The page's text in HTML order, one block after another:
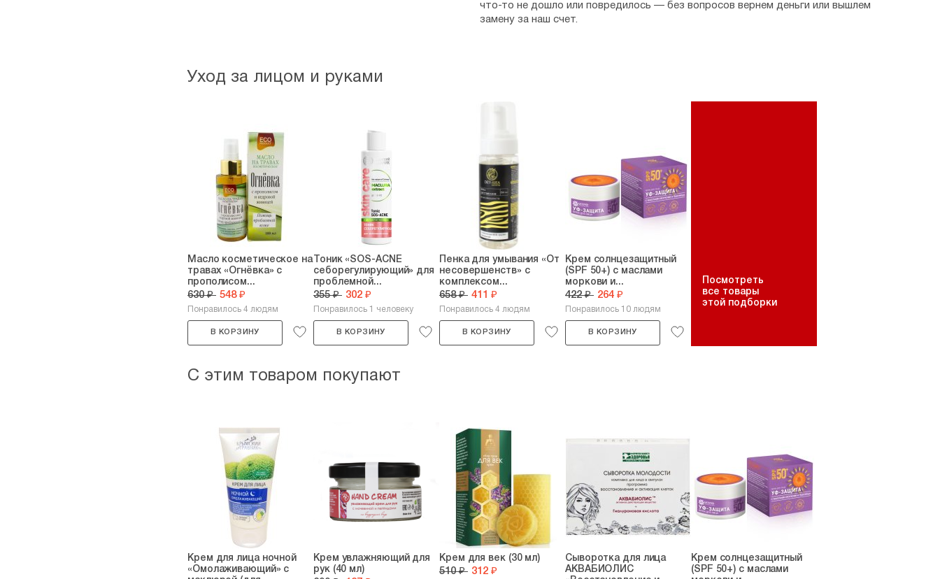
что-то не дошло или повредилось — без вопросов вернем деньги или вышлем
замену за наш счет.
Уход за лицом и руками
Масло косметическое на
травах «Огнёвка» с
прополисом...
630 ₽ 548 ₽
Понравилось 4 людям
В КОРЗИНУ
Тоник «SOS-ACNE
себорегулирующий» для
проблемной...
355 ₽ 302 ₽
Понравилось 1 человеку
В КОРЗИНУ
Пенка для умывания «От
несовершенств» с
комплексом...
658 ₽ 411 ₽
Понравилось 4 людям
В КОРЗИНУ
Крем солнцезащитный
(SPF 50+) с маслами
моркови и...
422 ₽ 264 ₽
Понравилось 10 людям
В КОРЗИНУ
Посмотреть
все товары
этой подборки
С этим товаром покупают
Крем для лица ночной
«Омолаживающий» с
Крем увлажняющий для
рук (40 мл)
Крем для век (30 мл)
510 ₽ 312 ₽
Сыворотка для лица
АКВАБИОЛИС
Крем солнцезащитный
(SPF 50+) с маслами